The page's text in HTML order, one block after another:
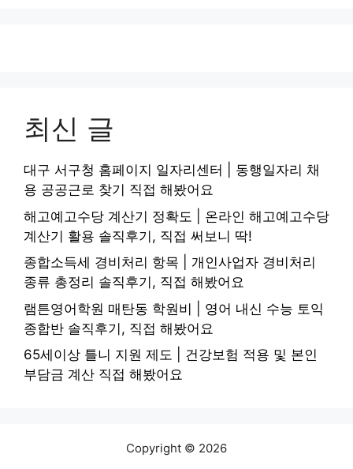
최신 글
대구 서구청 홈페이지 일자리센터 | 동행일자리 채
용 공공근로 찾기 직접 해봤어요
해고예고수당 계산기 정확도 | 온라인 해고예고수당
계산기 활용 솔직후기, 직접 써보니 딱!
종합소득세 경비처리 항목 | 개인사업자 경비처리
종류 총정리 솔직후기, 직접 해봤어요
램튼영어학원 매탄동 학원비 | 영어 내신 수능 토익
종합반 솔직후기, 직접 해봤어요
65세이상 틀니 지원 제도 | 건강보험 적용 및 본인
부담금 계산 직접 해봤어요
Copyright © 2026